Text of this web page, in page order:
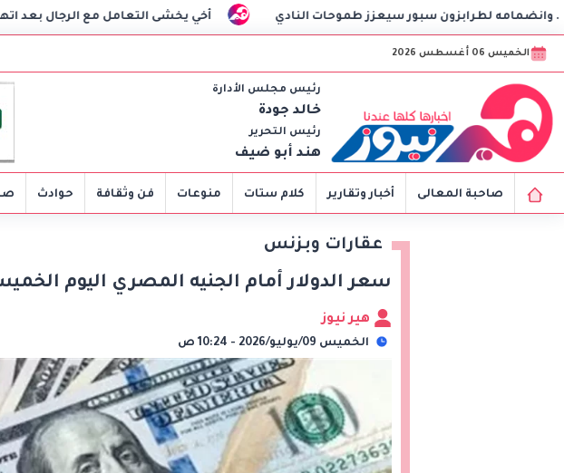
أخي يخشى التعامل مع الرجال بعد اتهامه بالشذوذ سبور سيعزز طموحات النادي
الخميس 06 أغسطس 2026
رئيس مجلس الأدارة
خالد جودة
رئيس التحرير
هند أبو ضيف
صاحبة المعالى أخبار وتقارير كلام ستات منوعات فن وثقافة حوادث
عقارات وبزنس
سعر الدولار أمام الجنيه المصري اليوم الخميس 9/7/
هير نيوز
الخميس 09/يوليو/2026 - 10:24 ص